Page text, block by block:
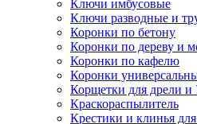
Ключи имбусовые
Ключи разводные и
Коронки по бетону
Коронки по дереву и
Коронки по кафелю
Коронки
Корщетки для дрели
Краскораспылитель
Крестики и клинья